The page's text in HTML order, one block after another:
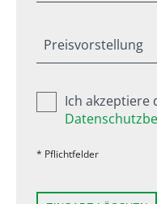
Preisvorstellung
Ich akzeptiere
* Pflichtfelder